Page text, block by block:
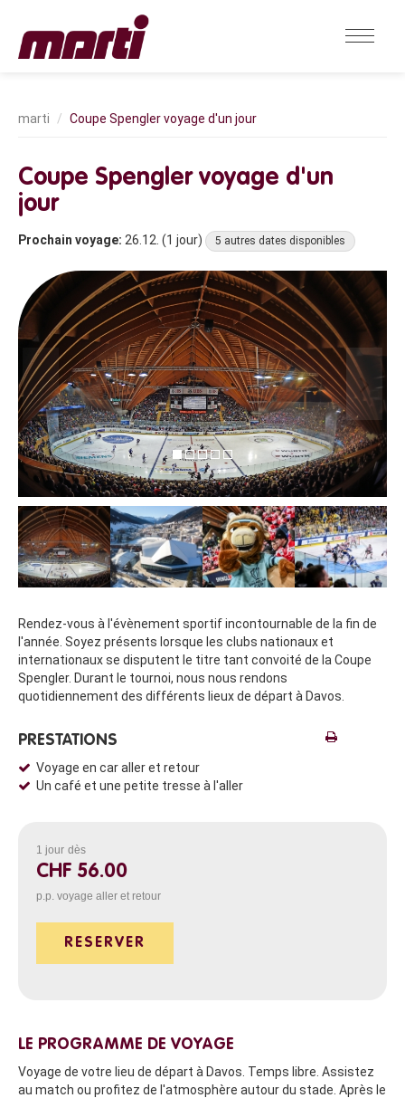
Coupe Spengler voyage d'un jour
Coupe Spengler voyage d'un
jour
Prochain voyage: 26.12. (1 jour) 5 autres dates disponibles
Rendez-vous à l'évènement sportif incontournable de la fin de
l'année. Soyez présents lorsque les clubs nationaux et
internationaux se disputent le titre tant convoité de la Coupe
Spengler. Durant le tournoi, nous nous rendons
quotidiennement des différents lieux de départ à Davos.
PRESTATIONS
Voyage en car aller et retour
Un café et une petite tresse à l'aller
1 jour dès
CHF 56.00
p.p. voyage aller et retour
RESERVER
LE PROGRAMME DE VOYAGE
Voyage de votre lieu de départ à Davos. Temps libre. Assistez
au match ou profitez de l'atmosphère autour du stade. Après le